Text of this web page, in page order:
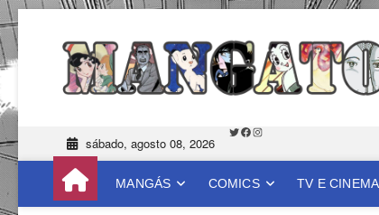
Skip
content
sábado, agosto 08, 2026
Twitter
Facebook
Instagram
MANGÁS COMICS TV E CINEMA